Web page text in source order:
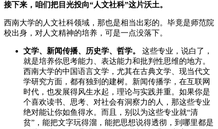
接下来，咱们把目光投向“人文社科”这片沃土。
西南大学的人文社科领域，那也是相当出彩的。毕竟是师范院
校出身，对人文精神的培养，可是一点没落下。
文学、新闻传播、历史学、哲学。
这些专业，说白了，
就是培养你思考能力、表达能力和批判性思维的地方。
西南大学的中国语言文学，尤其在古典文学、现当代文
学研究方面，都有独到的建树。新闻传播学，在互联网
时代，也发展得风生水起，理论与实践并重。如果你是
个喜欢读书、思考、对社会有洞察力的人，那这些专业
绝对能让你如鱼得水。而且，别以为这些专业就“清
贫”，能把文字玩得溜，能把思想说得透彻，到哪里都是